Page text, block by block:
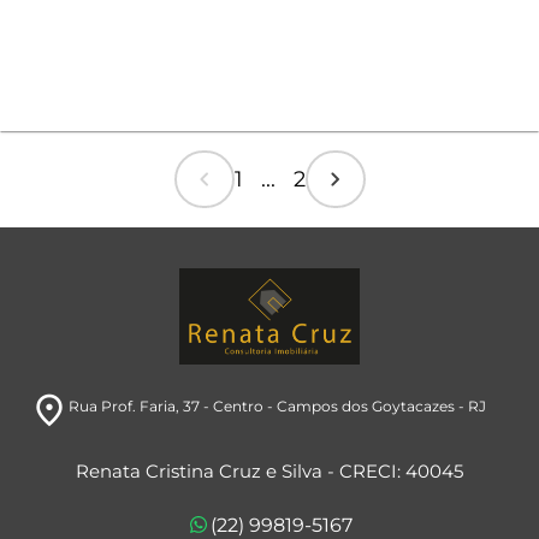
chevron_left 1 ... 2 chevron_right
room Rua Prof. Faria, 37- Centro - Campos dos Goytacazes- RJ
Renata Cristina Cruz e Silva - CRECI: 40045
(22) 99819-5167